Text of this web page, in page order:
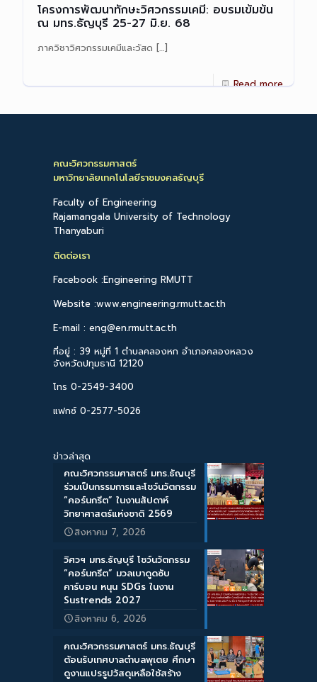
โครงการพัฒนาทักษะวิศวกรรมเคมี: อบรมเข้มข้น
ณ มทร.ธัญบุรี 25-27 มิ.ย. 68
ภาควิชาวิศวกรรมเคมีและวัสด […]
Read more
คณะวิศวกรรมศาสตร์
มหาวิทยาลัยเทคโนโลยีราชมงคลธัญบุรี
Faculty of Engineering
Rajamangala University of Technology
Thanyaburi
ติดต่อเรา
Facebook :Engineering RMUTT
Website :www.engineering.rmutt.ac.th
E-mail : eng@en.rmutt.ac.th
ที่อยู่ : 39 หมู่ที่ 1 ตำบลคลองหก อำเภอคลองหลวง
จังหวัดปทุมธานี 12120
โทร 0-2549-3400
แฟกซ์ 0-2577-5026
ข่าวล่าสุด
คณะวิศวกรรมศาสตร์ มทร.ธัญบุรี
ร่วมเป็นกรรมการและโชว์นวัตกรรม
“คอร์นกรีต” ในงานสัปดาห์
วิทยาศาสตร์แห่งชาติ 2569
สิงหาคม 7, 2026
วิศวฯ มทร.ธัญบุรี โชว์นวัตกรรม
“คอร์นกรีต” มวลเบาดูดซับ
คาร์บอน หนุน SDGs ในงาน
Sustrends 2027
สิงหาคม 6, 2026
คณะวิศวกรรมศาสตร์ มทร.ธัญบุรี
ต้อนรับเทศบาลตำบลพุเตย ศึกษา
ดูงานแปรรูปวัสดุเหลือใช้สร้าง